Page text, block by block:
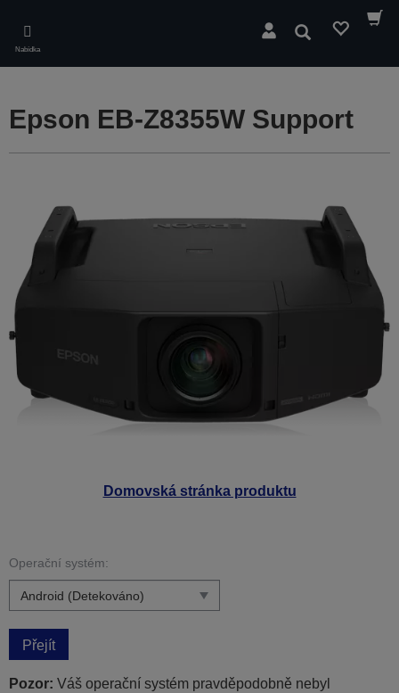
main
content
Nabídka
Hledat
Domovská stránka produktu
Epson EB-Z8355W Support
Operační systém:
Přejít
Pozor: Váš operační systém pravděpodobně nebyl